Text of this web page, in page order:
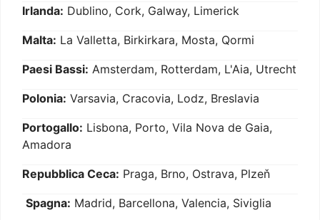
Irlanda: Dublino, Cork, Galway, Limerick
Malta: La Valletta, Birkirkara, Mosta, Qormi
Paesi Bassi: Amsterdam, Rotterdam, L'Aia, Utrecht
Polonia: Varsavia, Cracovia, Lodz, Breslavia
Portogallo: Lisbona, Porto, Vila Nova de Gaia,
Amadora
Repubblica Ceca: Praga, Brno, Ostrava, Plzeň
Spagna: Madrid, Barcellona, Valencia, Siviglia